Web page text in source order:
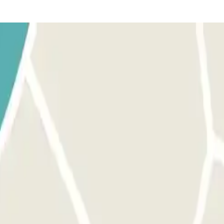
tu reserva, utiliza el botón que te proporcionamos para abrir la
abrir la salida y las puertas peatonales, el proceso es el mismo
adicional a través de la app o del enlace que encontrarás en tu